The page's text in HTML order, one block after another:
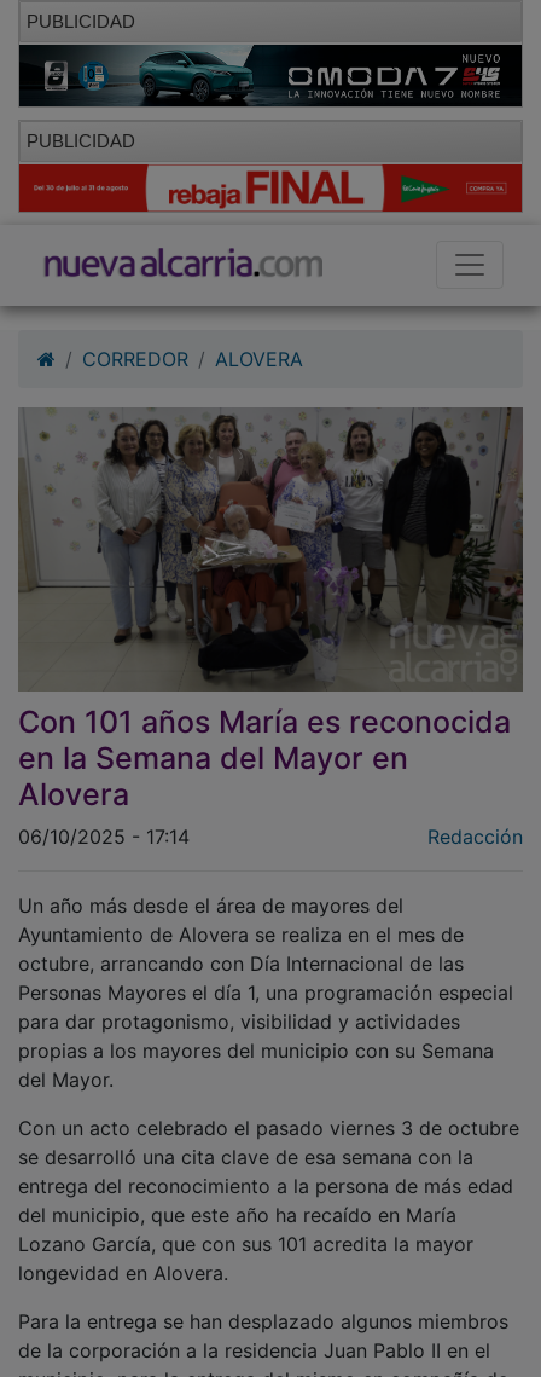
PUBLICIDAD
PUBLICIDAD
Con 101 años María es reconocida
en la Semana del Mayor en
Alovera
Ayuntamiento de Alovera se realiza en el mes de
octubre, arrancando con Día Internacional de las
Personas Mayores el día 1, una programación especial
para dar protagonismo, visibilidad y actividades
propias a los mayores del municipio con su Semana
del Mayor.
se desarrolló una cita clave de esa semana con la
entrega del reconocimiento a la persona de más edad
del municipio, que este año ha recaído en María
Lozano García, que con sus 101 acredita la mayor
longevidad en Alovera.
de la corporación a la residencia Juan Pablo II en el
municipio, para la entrega del mismo en compañía de